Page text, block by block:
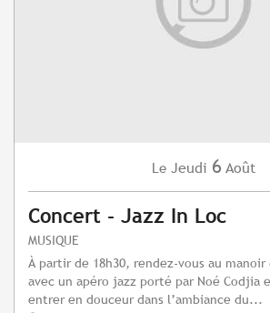
Le Jeudi 6 Août
Concert - Jazz In Loc
MUSIQUE
À partir de 18h30, rendez-vous au manoir
avec un apéro jazz porté par Noé Codjia
entrer en douceur dans l’ambiance du...